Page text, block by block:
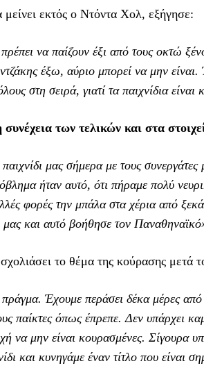
εκτός ο Ντόντα Χολ, εξήγησε:
πρέπει να παίζουν έξι από τους οκτώ
έξω, αύριο μπορεί να μην
στη σειρά, γιατί τα παιχνίδια
των τελικών και στα
μας σήμερα με τους
ήταν αυτό, ότι πήραμε πολύ
φορές την μπάλα στα χέρια από
μας και αυτό βοήθησε τον
το θέμα της κούρασης μετά
πράγμα. Έχουμε περάσει δέκα μέρες
παίκτες όπως έπρεπε. Δεν υπάρχει
να μην είναι κουρασμένες. Σίγουρα
και κυνηγάμε έναν τίτλο που είναι